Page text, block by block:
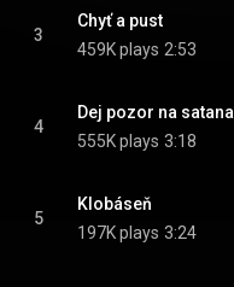
3
Chyť a pust
459K plays 2:53
4
Dej pozor na satana
555K plays 3:18
5
Klobáseň
197K plays 3:24